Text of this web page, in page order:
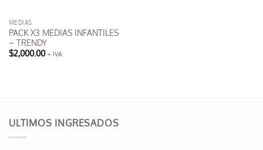
MEDIAS
PACK X3 MEDIAS INFANTILES
– TRENDY
$2,000.00 + IVA
ULTIMOS INGRESADOS